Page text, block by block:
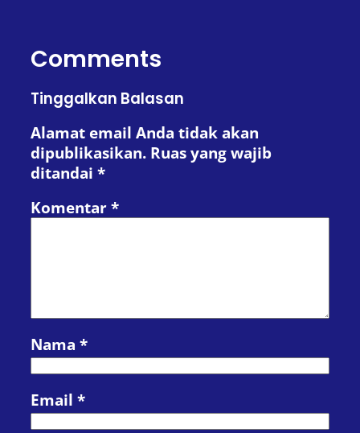
Comments
Tinggalkan Balasan
Alamat email Anda tidak akan
dipublikasikan. Ruas yang wajib
ditandai *
Komentar *
Nama *
Email *